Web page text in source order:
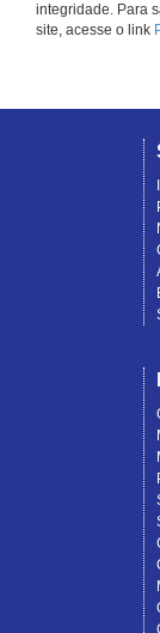
integridade. Para
site, acesse o link